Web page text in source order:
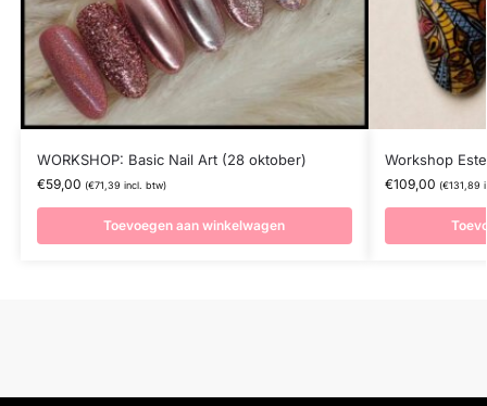
WORKSHOP: Basic Nail Art (28 oktober)
€59,00 (€71,39 incl. btw)
Toevoegen aan winkelwagen
Workshop
€109,00 (€131,89